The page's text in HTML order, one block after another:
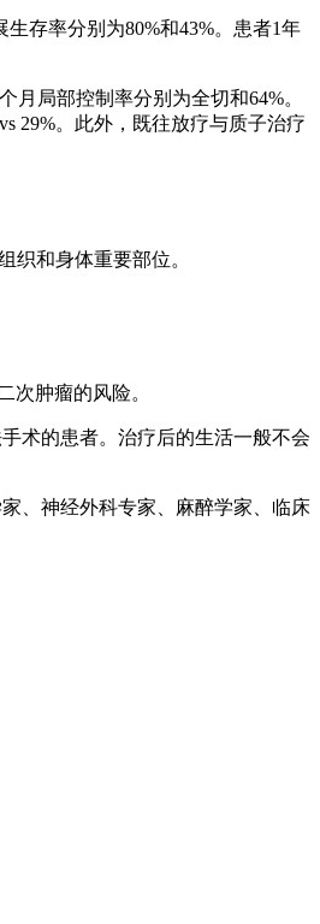
存率分别为80%和43%。患者1年
局部控制率分别为全切和64%。
29%。此外，既往放疗与质子治疗
和身体重要部位。
肿瘤的风险。
术的患者。治疗后的生活一般不会
、神经外科专家、麻醉学家、临床